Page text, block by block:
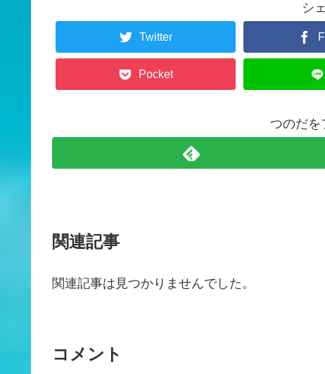
シ
Twitter
Pocket
つのだを
関連記事
関連記事は見つかりませんでした。
コメント